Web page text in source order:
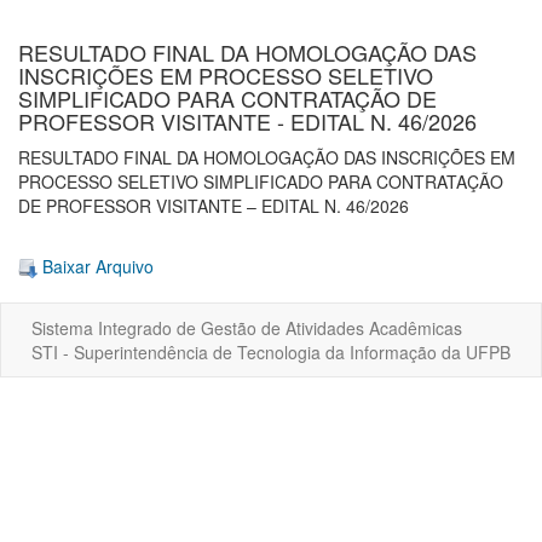
RESULTADO FINAL DA HOMOLOGAÇÃO DAS
INSCRIÇÕES EM PROCESSO SELETIVO
SIMPLIFICADO PARA CONTRATAÇÃO DE
PROFESSOR VISITANTE - EDITAL N. 46/2026
RESULTADO FINAL DA HOMOLOGAÇÃO DAS INSCRIÇÕES EM
PROCESSO SELETIVO SIMPLIFICADO PARA CONTRATAÇÃO
DE PROFESSOR VISITANTE – EDITAL N. 46/2026
Baixar Arquivo
Sistema Integrado de Gestão de Atividades Acadêmicas
STI - Superintendência de Tecnologia da Informação da UFPB